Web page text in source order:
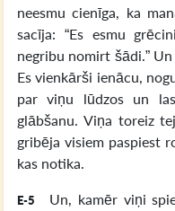
neesmu cienīga, ka
sacīja: “Es esmu
negribu nomirt šādi.”
Es vienkārši ienācu,
par viņu lūdzos un
glābšanu. Viņa toreiz
gribēja visiem paspiest
kas notika.
E-5
Un, kamēr viņi